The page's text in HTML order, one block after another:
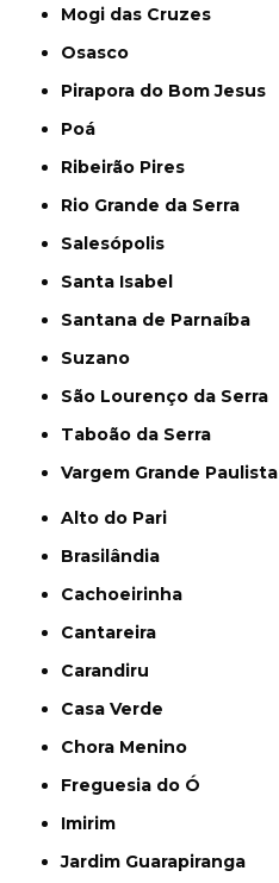
Mogi das Cruzes
Osasco
Pirapora do Bom Jesus
Poá
Ribeirão Pires
Rio Grande da Serra
Salesópolis
Santa Isabel
Santana de Parnaíba
Suzano
São Lourenço da Serra
Taboão da Serra
Vargem Grande Paulista
Alto do Pari
Brasilândia
Cachoeirinha
Cantareira
Carandiru
Casa Verde
Chora Menino
Freguesia do Ó
Imirim
Jardim Guarapiranga